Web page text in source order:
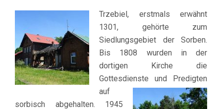
Trzebiel, erstmals erwähnt
1301, gehörte zum
Siedlungsgebiet der Sorben.
Bis 1808 wurden in der
dortigen Kirche die
Gottesdienste und Predigten
auf
sorbisch abgehalten. 1945